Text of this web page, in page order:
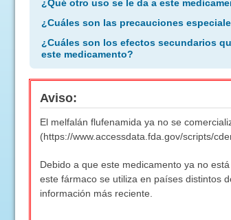
¿Qué otro uso se le da a este
¿Cuáles son las precauciones
¿Cuáles son los efectos secundarios
este medicamento?
Aviso:
El melfalán flufenamida ya no se
(https://www.accessdata.fda.gov/scripts/
Debido a que este medicamento ya no
este fármaco se utiliza en países distintos
información más reciente.